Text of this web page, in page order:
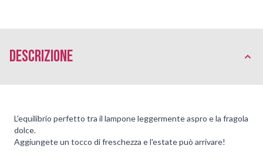
Descrizione
L'equilibrio perfetto tra il lampone leggermente aspro e la fragola
dolce.
Aggiungete un tocco di freschezza e l'estate può arrivare!